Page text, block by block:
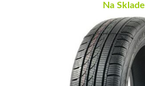
Na Sklade